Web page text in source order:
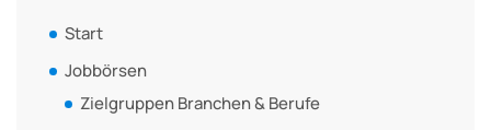
Start
Jobbörsen
Zielgruppen Branchen & Berufe